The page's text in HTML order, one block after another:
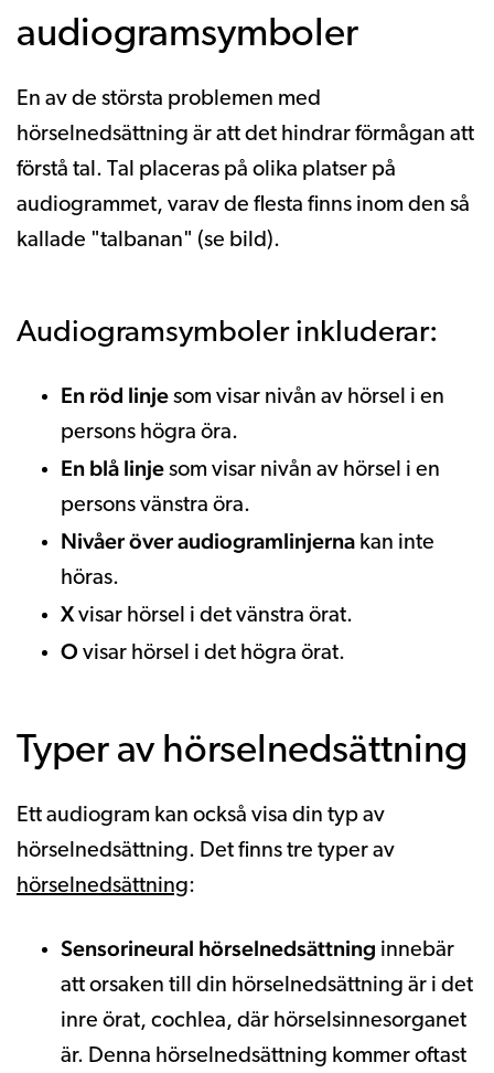
audiogramsymboler
En av de största problemen med
hörselnedsättning är att det hindrar förmågan att
förstå tal. Tal placeras på olika platser på
audiogrammet, varav de flesta finns inom den så
kallade "talbanan" (se bild).
Audiogramsymboler inkluderar:
En röd linje som visar nivån av hörsel i en
persons högra öra.
En blå linje som visar nivån av hörsel i en
persons vänstra öra.
Nivåer över audiogramlinjerna kan inte
höras.
Xvisar hörsel i det vänstra örat.
O visar hörsel i det högra örat.
Typer av hörselnedsättning
Ett audiogram kan också visa din typ av
hörselnedsättning. Det finns tre typer av
hörselnedsättning:
Sensorineural hörselnedsättning innebär
att orsaken till din hörselnedsättning är i det
inre örat, cochlea, där hörselsinnesorganet
är. Denna hörselnedsättning kommer oftast